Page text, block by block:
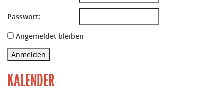
Passwort:
Angemeldet bleiben
Anmelden
KALENDER